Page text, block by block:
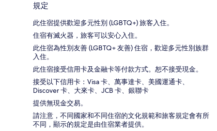
規定
此住宿提供歡迎多元性別 (LGBTQ+) 旅客入住。
住宿有滅火器，旅客可以安心入住。
此住宿為性別友善 (LGBTQ+ 友善) 住宿，歡迎多元性別族群
入住。
此住宿接受信用卡及金融卡等付款方式。恕不接受現金。
接受以下信用卡：Visa 卡、萬事達卡、美國運通卡、
Discover 卡、大來卡、JCB 卡、銀聯卡
提供無現金交易。
請注意，不同國家和不同住宿的文化規範和旅客規定會有所
不同，顯示的規定是由住宿業者提供。